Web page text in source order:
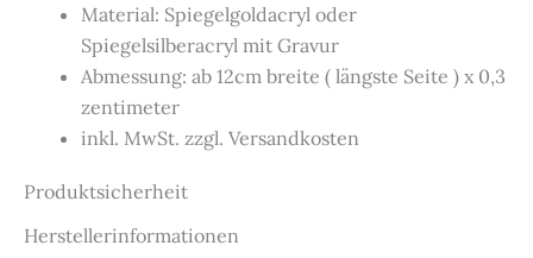
Material: Spiegelgoldacryl oder
Spiegelsilberacryl mit Gravur
Abmessung: ab 12cm breite ( längste Seite ) x 0,3
zentimeter
inkl. MwSt. zzgl. Versandkosten
Produktsicherheit
Herstellerinformationen